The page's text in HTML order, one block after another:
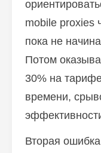
mobile proxies
пока не
Потом
30% на
времени,
Вторая